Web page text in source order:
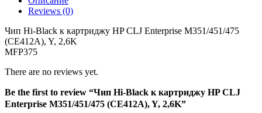
CLJ
M351/451/475
(CE412A),
Y,
Reviews (0)
Чип Hi-Black к картриджу HP CLJ Enterprise M351/451/475
(CE412A), Y, 2,6K
MFP375
There are no reviews yet.
Be the first to review “Чип Hi-Black к картриджу HP CLJ
Enterprise M351/451/475 (CE412A), Y, 2,6K”